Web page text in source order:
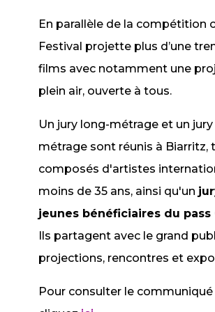
En parallèle de la compétition
Festival projette plus d’une
films avec notamment une
plein air, ouverte à tous.
Un jury long-métrage et un
métrage sont réunis à Biarritz,
composés d'artistes
moins de 35 ans, ainsi qu'un
jeunes bénéficiaires du pass
Ils partagent avec le grand
projections, rencontres et
Pour consulter le communiqué